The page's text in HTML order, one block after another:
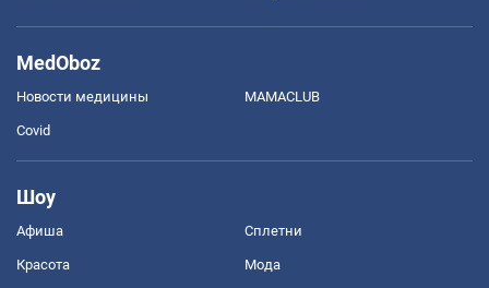
MedOboz
Новости медицины MAMACLUB
Covid
Шоу
Афиша Сплетни
Красота Мода